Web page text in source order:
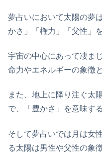
夢占いにおいて太陽の夢
かさ」「権力」「父性」
宇宙の中心にあって凄ま
命力やエネルギーの象徴
また、地上に降り注ぐ太
で、「豊かさ」を意味す
そして夢占いでは月は女
る太陽は男性や父性の象徴